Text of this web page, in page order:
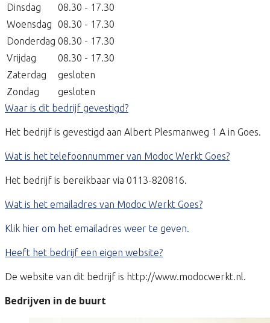
Dinsdag
08.30 - 17.30
Woensdag
08.30 - 17.30
Donderdag 08.30 - 17.30
Vrijdag
08.30 - 17.30
Zaterdag
gesloten
Zondag
gesloten
Waar is dit bedrijf gevestigd?
Het bedrijf is gevestigd aan Albert Plesmanweg 1 A in Goes.
Wat is het telefoonnummer van Modoc Werkt Goes?
Het bedrijf is bereikbaar via 0113-820816.
Wat is het emailadres van Modoc Werkt Goes?
Klik hier om het emailadres weer te geven.
Heeft het bedrijf een eigen website?
De website van dit bedrijf is http://www.modocwerkt.nl.
Bedrijven in de buurt